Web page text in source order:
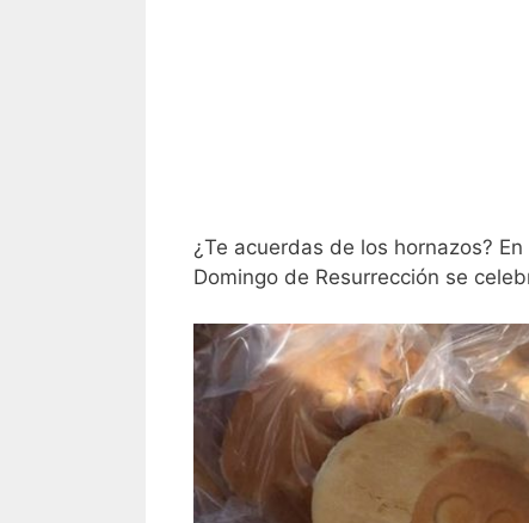
¿Te acuerdas de los hornazos?
Domingo de Resurrección se